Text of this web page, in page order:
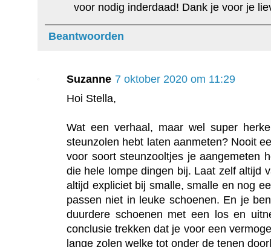
voor nodig inderdaad! Dank je voor je
Beantwoorden
Suzanne 7 oktober 2020 om 11:29
Hoi Stella,
Wat een verhaal, maar wel super
steunzolen hebt laten aanmeten? Nooit
voor soort steunzooltjes je aangemeten
die hele lompe dingen bij. Laat zelf altijd
altijd expliciet bij smalle, smalle en nog
passen niet in leuke schoenen. En je
duurdere schoenen met een los en
conclusie trekken dat je voor een
lange zolen welke tot onder de tenen